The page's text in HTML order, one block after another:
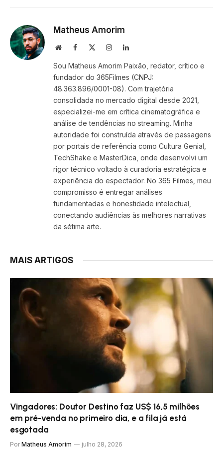
Matheus Amorim
WebsiteFacebook InstagramLinkedIn
Sou Matheus Amorim Paixão, redator, crítico e
fundador do 365Filmes (CNPJ:
48.363.896/0001-08). Com trajetória
consolidada no mercado digital desde 2021,
especializei-me em crítica cinematográfica e
análise de tendências no streaming. Minha
autoridade foi construída através de passagens
por portais de referência como Cultura Genial,
TechShake e MasterDica, onde desenvolvi um
rigor técnico voltado à curadoria estratégica e
experiência do espectador. No 365 Filmes, meu
compromisso é entregar análises
fundamentadas e honestidade intelectual,
conectando audiências às melhores narrativas
da sétima arte.
MAIS ARTIGOS
Vingadores: Doutor Destino faz US$ 16,5 milhões
em pré-venda no primeiro dia, e a fila já está
esgotada
Por Matheus Amorim julho 28, 2026